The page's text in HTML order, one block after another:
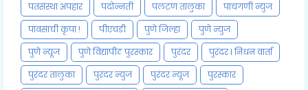
पतसंस्था अपहार
पदोन्नती पलटण तालुका
पाचगणी न्युज
पावसाची कृपा !
पीएचडी पुणे जिल्हा
पुणे न्युज
पुणे न्यूज
पुणे विद्यापीठ पुरस्कार पुरंदर
पुरंदर l निधन वार्ता
पुरंदर तालुका
पुरंदर न्युज पुरंदर न्यूज
पुरस्कार